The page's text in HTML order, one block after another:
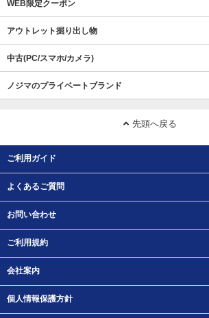
WEB限定クーポン
アウトレット掘り出し物
中古(PC/スマホ/カメラ)
ノジマのプライベートブランド
先頭へ戻る
ご利用ガイド
よくあるご質問
お問い合わせ
ご利用規約
会社案内
個人情報保護方針